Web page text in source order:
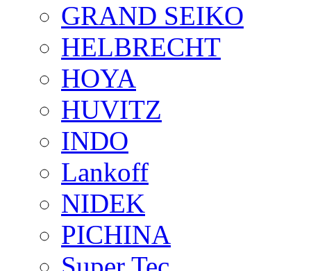
GRAND SEIKO
HELBRECHT
HOYA
HUVITZ
INDO
Lankoff
NIDEK
PICHINA